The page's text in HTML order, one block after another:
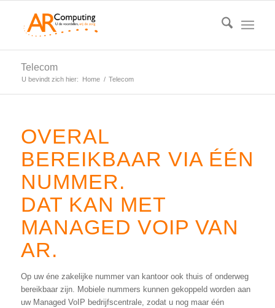
Telecom
U bevindt zich hier: Home / Telecom
OVERAL
BEREIKBAAR VIA ÉÉN
NUMMER.
DAT KAN MET
MANAGED VOIP VAN
AR.
Op uw éne zakelijke nummer van kantoor ook thuis of onderweg
bereikbaar zijn. Mobiele nummers kunnen gekoppeld worden aan
uw Managed VoIP bedrijfscentrale, zodat u nog maar één